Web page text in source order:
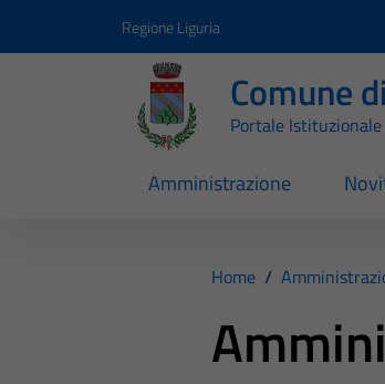
Regione Liguria
Comune
Portale Istituzionale
Amministrazione
Home /